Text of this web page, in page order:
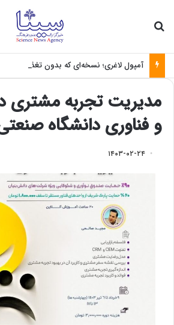
آمپول لاغری؛ نسخه‌ای که بدون تغذیه
مدیریت تجربه مشتری
و فناوری دانشگاه
۱۴۰۳-۰۲-۲۴